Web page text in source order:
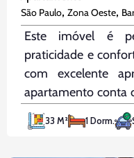
São Paulo, Zona Oeste,
Este imóvel é
praticidade e
com excelente
apartamento conta
área de serviço,
itens que
33 M² 1 Dorm.